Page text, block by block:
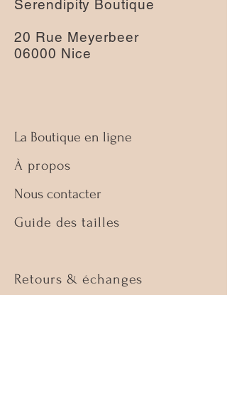
Serendipity Boutique
20 Rue Meyerbeer
06000 Nice
La Boutique en ligne
À propos
Nous contacter
Guide des tailles
Retours & échanges